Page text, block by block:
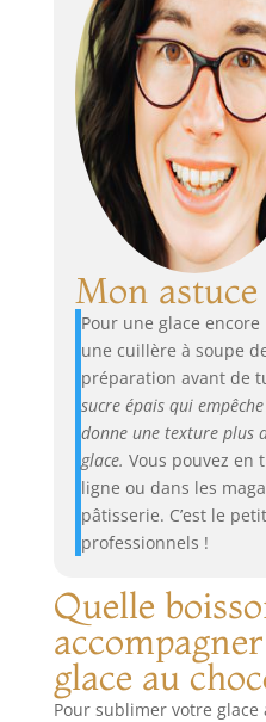
Mon astuce
Pour une glace
une cuillère à soupe
préparation avant de
sucre épais qui
donne une texture plus
glace. Vous pouvez en
ligne ou dans les
pâtisserie. C’est le
professionnels !
Quelle
glace au
Pour sublimer votre